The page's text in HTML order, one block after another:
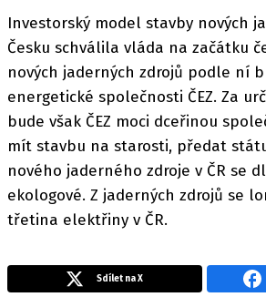
Investorský model stavby nových
Česku schválila vláda na začátku
nových jaderných zdrojů podle ní
energetické společnosti ČEZ. Za
bude však ČEZ moci dceřinou
mít stavbu na starosti, předat
nového jaderného zdroje v ČR se
ekologové. Z jaderných zdrojů se
třetina elektřiny v ČR.
Sdílet na X